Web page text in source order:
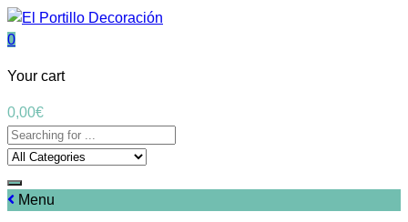
0
Your cart
0,00€
Menu